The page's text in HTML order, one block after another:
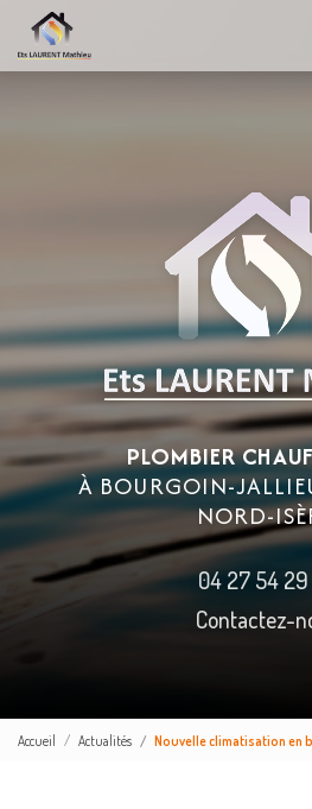
contenu
PLOMBIER
À BOURGOIN-
NORD-
04 27 54
Contactez-
Accueil Actualités Nouvelle climatisation en